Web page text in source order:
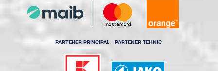
PARTENER PRINCIPAL PARTENER TEHNIC